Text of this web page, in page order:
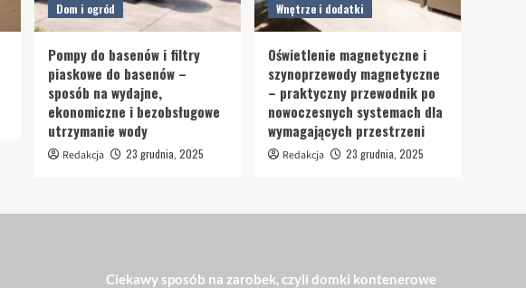
Dom i ogród
Pompy do basenów i filtry
piaskowe do basenów –
sposób na wydajne,
ekonomiczne i bezobsługowe
utrzymanie wody
Redakcja 23 grudnia, 2025
Wnętrze i dodatki
Oświetlenie magnetyczne i
szynoprzewody magnetyczne
– praktyczny przewodnik po
nowoczesnych systemach dla
wymagających przestrzeni
Redakcja 23 grudnia, 2025
Ciekawy sposób na zarobek, czyli domki kontenerowe